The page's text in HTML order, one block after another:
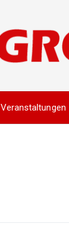
Veranstaltungen